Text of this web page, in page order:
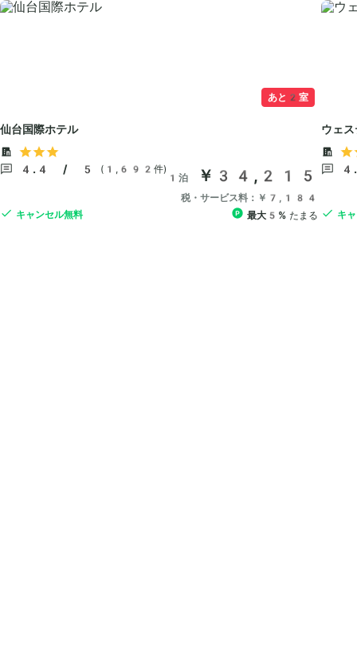
あと2室
仙台国際ホテル
4.4 / 5 (1,692件)
キャンセル無料
1泊 ￥34,215
税・サービス料：￥7,184
最大5% たまる
ウェ
キ